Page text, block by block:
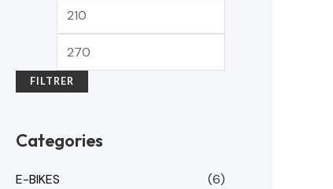
FILTRER
Categories
E-BIKES
(6)